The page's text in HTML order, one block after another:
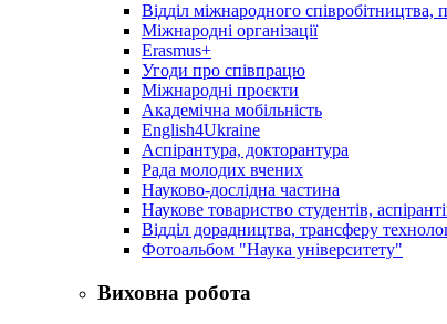
Відділ міжнародного співробітництва,
Міжнародні організації
Erasmus+
Угоди про співпрацю
Міжнародні проєкти
Академічна мобільність
English4Ukraine
Аспірантура, докторантура
Рада молодих вчених
Науково-дослідна частина
Наукове товариство студентів,
Відділ дорадництва, трансферу
Фотоальбом "Наука університету"
Виховна робота